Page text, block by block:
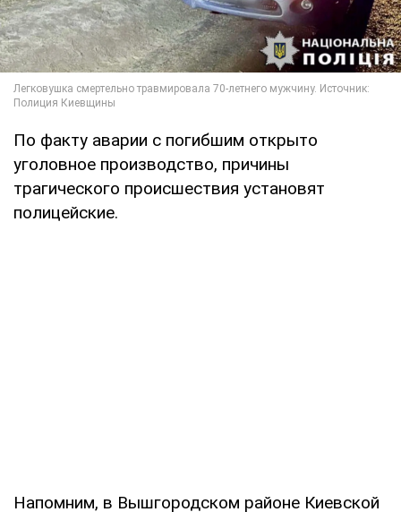
По факту аварии с погибшим открыто
уголовное производство, причины
трагического происшествия установят
полицейские.
Напомним, в Вышгородском районе Киевской